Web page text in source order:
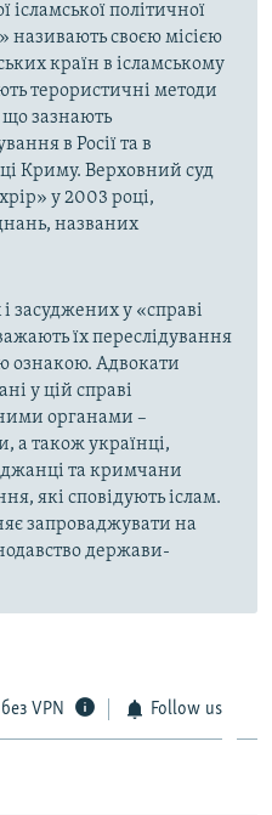
політичної
називають своєю місією
країн в ісламському
терористичні методи
що зазнають
в Росії та в
Криму. Верховний суд
у 2003 році,
названих
засуджених у «справі
їх переслідування
ознакою. Адвокати
у цій справі
органами –
а також українці,
та кримчани
які сповідують іслам.
запроваджувати на
держави-
VPN Follow us